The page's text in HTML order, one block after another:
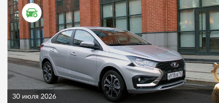
ТЕСТ ДРАЙВ
30 июля 2026